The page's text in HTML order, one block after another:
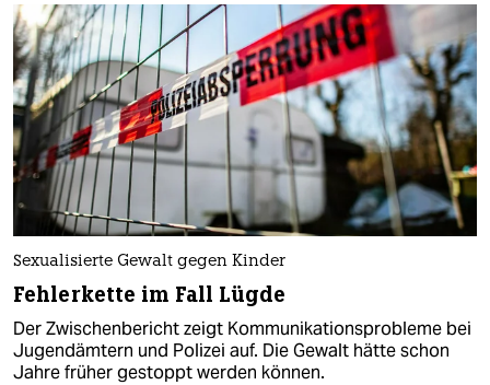
Sexualisierte Gewalt gegen Kinder
Fehlerkette im Fall Lügde
Der Zwischenbericht zeigt Kommunikationsprobleme bei
Jugendämtern und Polizei auf. Die Gewalt hätte schon
Jahre früher gestoppt werden können.